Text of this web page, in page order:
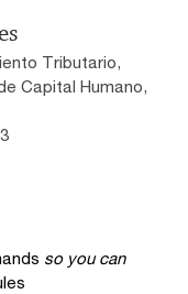
Tributario,
Capital Humano,
so you can